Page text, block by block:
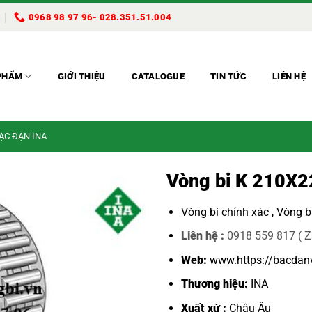
0968 98 97 96- 028.351.51.004
GIỚI THIỆU CATALOGUE TIN TỨC LIÊN HỆ
ĐẠN INA
Vòng bi K
Vòng bi chính xác , Vòng
Liên hệ : 0918 559 817 (
Web: www.https://
Thương hiệu: INA
Xuất xứ : Châu Âu